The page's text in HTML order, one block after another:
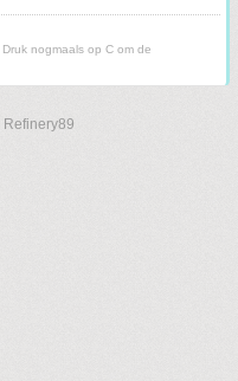
nogmaals op C om de